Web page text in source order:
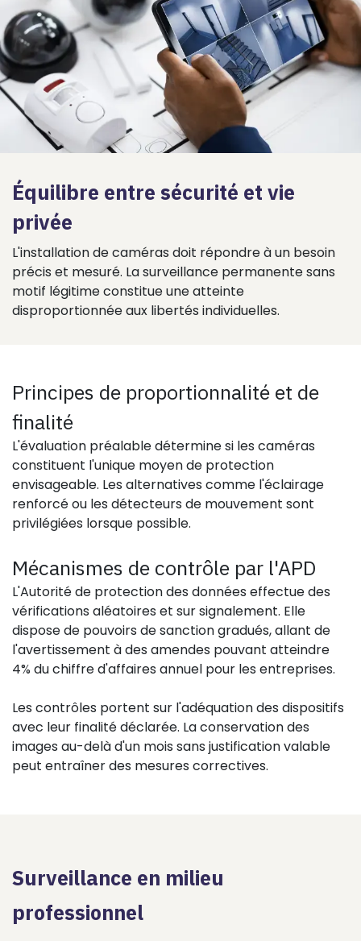
Équilibre entre sécurité et vie
privée
L'installation de caméras doit répondre à un besoin
précis et mesuré. La surveillance permanente sans
motif légitime constitue une atteinte
disproportionnée aux libertés individuelles.
Principes de proportionnalité et de
finalité
L'évaluation préalable détermine si les caméras
constituent l'unique moyen de protection
envisageable. Les alternatives comme l'éclairage
renforcé ou les détecteurs de mouvement sont
privilégiées lorsque possible.
Mécanismes de contrôle par l'APD
L'Autorité de protection des données effectue des
vérifications aléatoires et sur signalement. Elle
dispose de pouvoirs de sanction gradués, allant de
l'avertissement à des amendes pouvant atteindre
4% du chiffre d'affaires annuel pour les entreprises.
Les contrôles portent sur l'adéquation des dispositifs
avec leur finalité déclarée. La conservation des
images au-delà d'un mois sans justification valable
peut entraîner des mesures correctives.
Surveillance en milieu
professionnel